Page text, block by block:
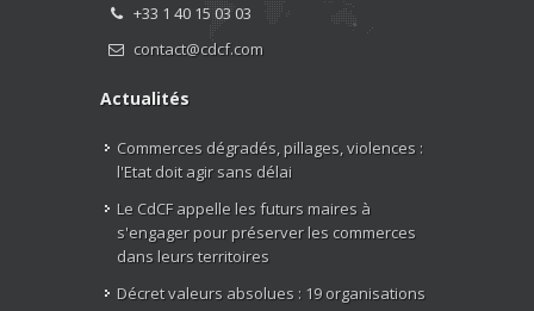
+33 1 40 15 03 03
contact@cdcf.com
Actualités
Commerces dégradés, pillages, violences :
l'Etat doit agir sans délai
Le CdCF appelle les futurs maires à
s'engager pour préserver les commerces
dans leurs territoires
Décret valeurs absolues : 19 organisations